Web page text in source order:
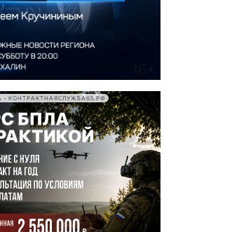
• КОНТРАКТНАЯСЛУЖБА65.РФ